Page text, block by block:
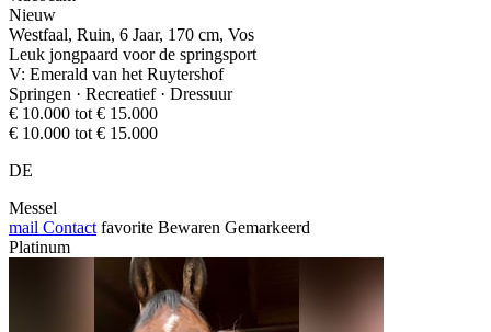
Nieuw
Westfaal, Ruin, 6 Jaar, 170 cm, Vos
Leuk jongpaard voor de springsport
V: Emerald van het Ruytershof
Springen · Recreatief · Dressuur
€ 10.000 tot € 15.000
€ 10.000 tot € 15.000
DE
Messel
mail Contact favorite Bewaren Gemarkeerd
Platinum